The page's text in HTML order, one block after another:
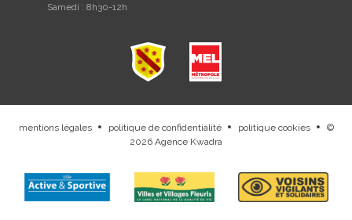
Samedi : 8h30-12h
mentions légales . politique de confidentialité . politique cookies .
©
2026 Agence Kwadra